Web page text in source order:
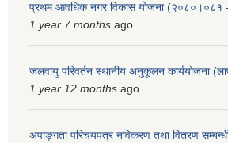
प्रथम आवधिक नगर विकास योजना
1 year 7 months ago
जलवायु परिवर्तन स्थानीय अनुकूलन कार्ययोजना
1 year 12 months ago
अपाङ्गता परिचयपत्र नविकरण तथा वितरण